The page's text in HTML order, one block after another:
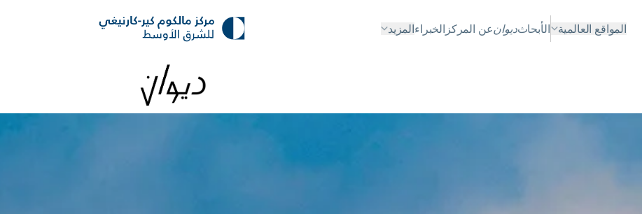
المواقع العالمية الأبحاثديوانعن المركز الخبراءالمزيد